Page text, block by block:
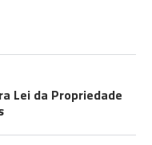
Lei da Propriedade